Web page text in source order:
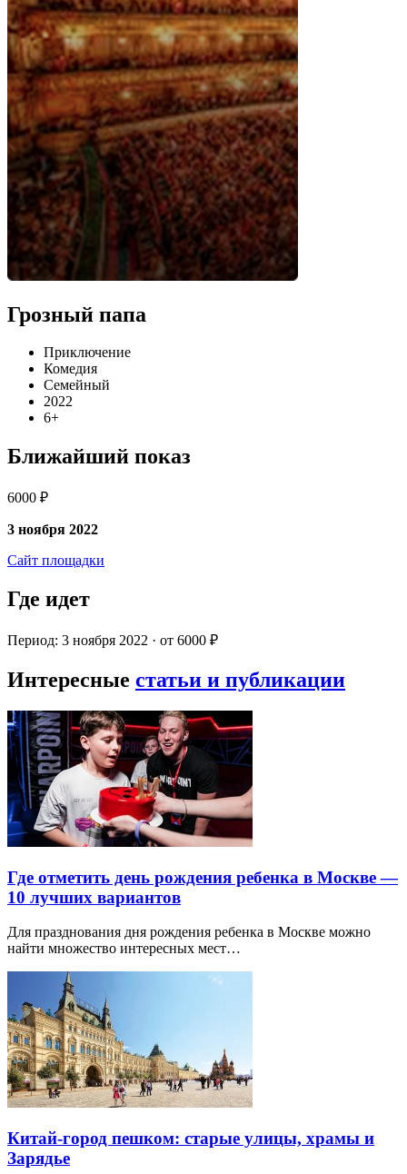
Грозный папа
Приключение
Комедия
Семейный
2022
6+
Ближайший показ
6000 ₽
3 ноября 2022
Сайт площадки
Где идет
Период: 3 ноября 2022 · от 6000 ₽
Интересные статьи и публикации
Где отметить день рождения ребенка в Москве —
10 лучших вариантов
Для празднования дня рождения ребенка в Москве можно
найти множество интересных мест…
Китай-город пешком: старые улицы, храмы и
Зарядье